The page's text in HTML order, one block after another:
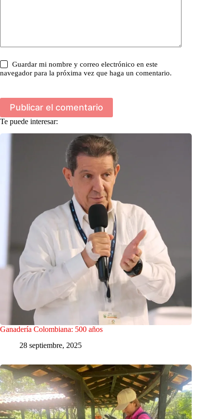
Guardar mi nombre y correo electrónico en este
navegador para la próxima vez que haga un comentario.
Publicar el comentario
Te puede interesar:
Ganadería Colombiana: 500 años
28 septiembre, 2025